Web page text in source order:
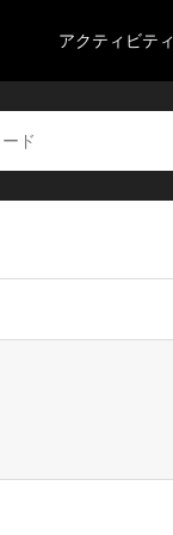
アクティビティ